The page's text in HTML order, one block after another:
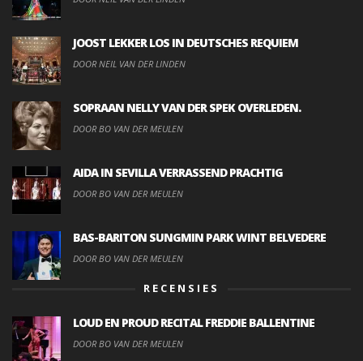
JOOST LEKKER LOS IN DEUTSCHES REQUIEM
DOOR NEIL VAN DER LINDEN
SOPRAAN NELLY VAN DER SPEK OVERLEDEN.
DOOR BO VAN DER MEULEN
AIDA IN SEVILLA VERRASSEND PRACHTIG
DOOR BO VAN DER MEULEN
BAS-BARITON SUNGMIN PARK WINT BELVEDERE
DOOR BO VAN DER MEULEN
RECENSIES
LOUD EN PROUD RECITAL FREDDIE BALLENTINE
DOOR BO VAN DER MEULEN